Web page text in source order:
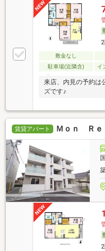
敷金なし
駐車場(近隣含)
イ
来店、内見の予約は
ズです♪
賃貸アパート Ｍｏｎ Ｒｅ